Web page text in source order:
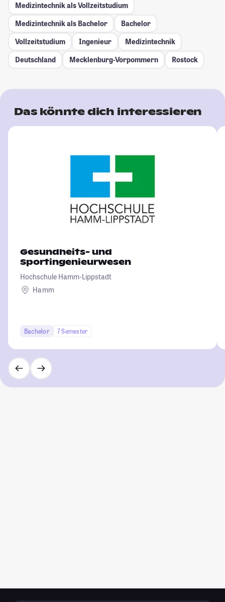
Medizintechnik als Vollzeitstudium
Medizintechnik als Bachelor
Bachelor
Vollzeitstudium
Ingenieur
Medizintechnik
Deutschland
Mecklenburg-Vorpommern Rostock
Das könnte dich interessieren
Gesundheits- und
Sportingenieurwesen
Hochschule Hamm-Lippstadt
Hamm
Bachelor 7 Semester